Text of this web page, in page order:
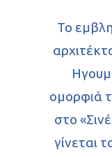
Το
ομορφιά
στο
γίνεται